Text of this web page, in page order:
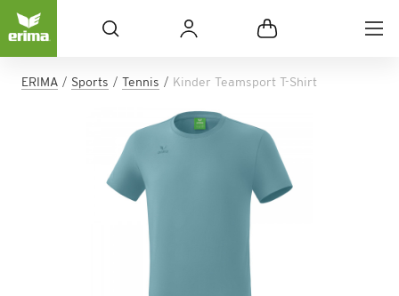
ERIMA Sports Tennis Kinder Teamsport T-Shirt